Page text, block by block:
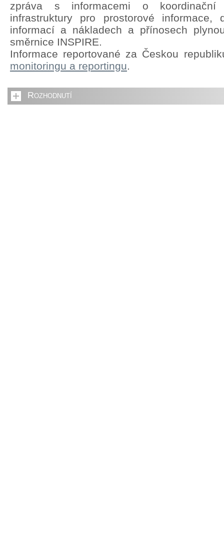
zpráva s informacemi o koordinační
infrastruktury pro prostorové informace,
informací a nákladech a přínosech
směrnice INSPIRE.
Informace reportované za Českou
monitoringu a reportingu.
Rozhodnutí